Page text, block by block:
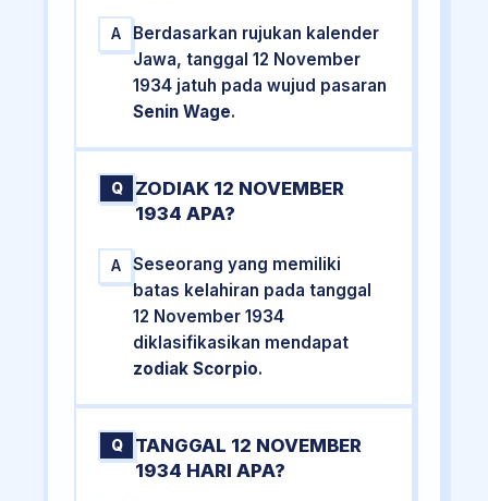
A
Berdasarkan rujukan kalender
Jawa, tanggal 12 November
1934 jatuh pada wujud pasaran
Senin Wage.
Q
ZODIAK 12 NOVEMBER
1934 APA?
A
Seseorang yang memiliki
batas kelahiran pada tanggal
12 November 1934
diklasifikasikan mendapat
zodiak Scorpio.
Q
TANGGAL 12 NOVEMBER
1934 HARI APA?